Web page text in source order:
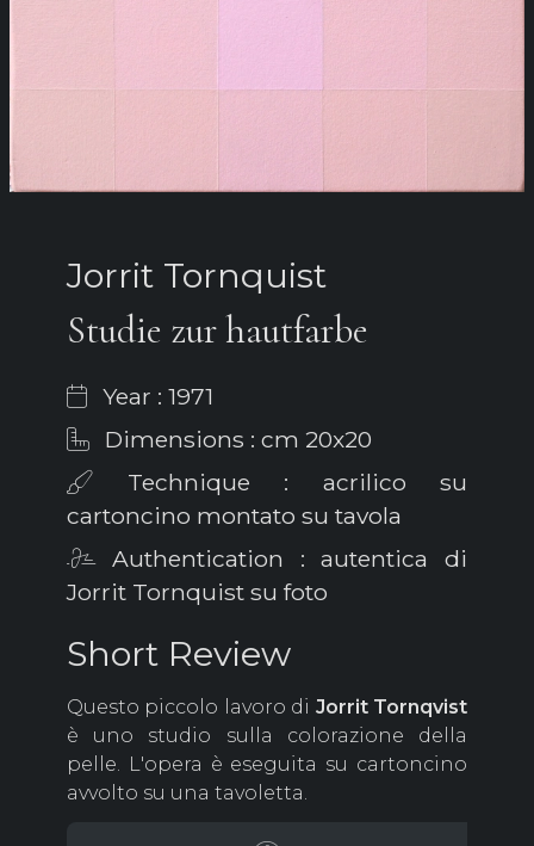
Jorrit Tornquist
Studie zur hautfarbe
Year : 1971
Dimensions : cm 20x20
Technique : acrilico su
cartoncino montato su tavola
Authentication : autentica di
Jorrit Tornquist su foto
Short Review
Questo piccolo lavoro di Jorrit Tornqvist
è uno studio sulla colorazione della
pelle. L'opera è eseguita su cartoncino
avvolto su una tavoletta.